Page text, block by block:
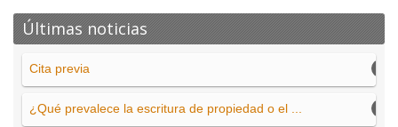
Últimas noticias
Cita previa
¿Qué prevalece la escritura de propiedad o el ...